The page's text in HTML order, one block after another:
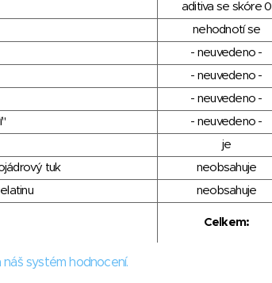
aditiva se skóre 0
nehodnotí se
- neuvedeno -
- neuvedeno -
- neuvedeno -
- neuvedeno -
je
tuk
neobsahuje
neobsahuje
Celkem:
systém hodnocení.